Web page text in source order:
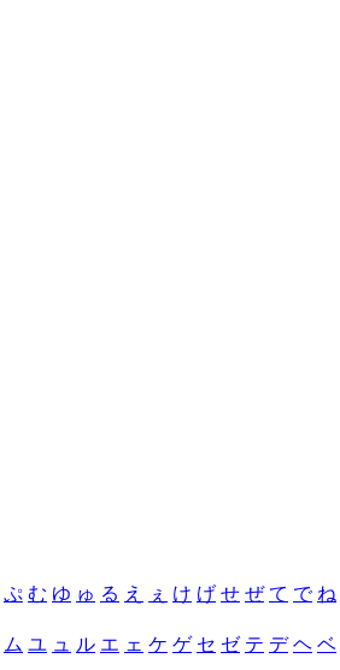
ぷ む ゆ ゅ る え ぇ け げ せ ぜ て で ね
ム ユ ュ ル エ ェ ケ ゲ セ ゼ テ デ ヘ ベ